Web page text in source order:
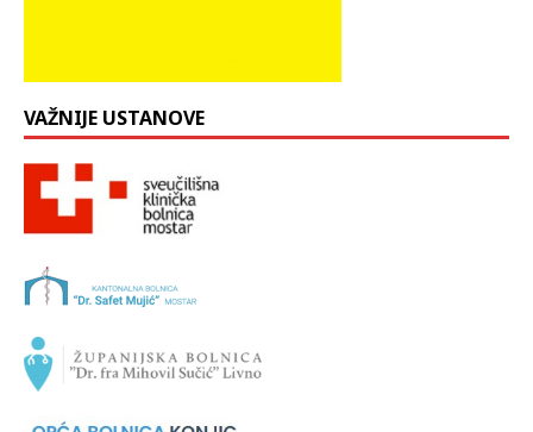
VAŽNIJE USTANOVE